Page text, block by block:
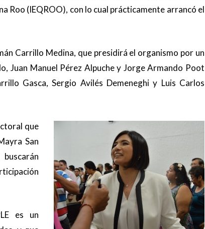
(IEQROO), con lo cual prácticamente arrancó el
Carrillo Medina, que presidirá el organismo por un
Juan Manuel Pérez Alpuche y Jorge Armando Poot
Gasca, Sergio Avilés Demeneghi y Luis Carlos
que
San
es un